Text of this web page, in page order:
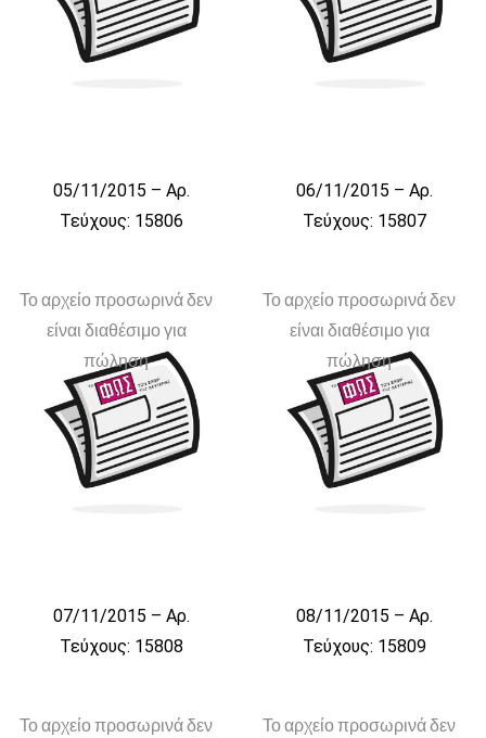
05/11/2015 – Αρ.
Τεύχους: 15806
06/11/2015 – Αρ.
Τεύχους: 15807
Το αρχείο προσωρινά δεν
είναι διαθέσιμο για
πώληση
07/11/2015 – Αρ.
Τεύχους: 15808
Το αρχείο προσωρινά δεν
είναι διαθέσιμο για
πώληση
08/11/2015 – Αρ.
Τεύχους: 15809
Το αρχείο προσωρινά δεν
Το αρχείο προσωρινά δεν